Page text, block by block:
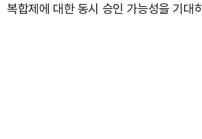
복합제에 대한 동시 승인 가능성을 기대